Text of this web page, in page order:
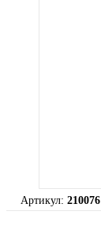
Артикул: 210076